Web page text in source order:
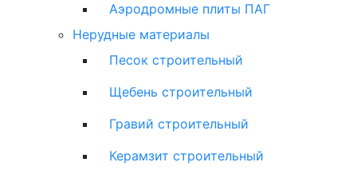
Аэродромные плиты ПАГ
Нерудные материалы
Песок строительный
Щебень строительный
Гравий строительный
Керамзит строительный